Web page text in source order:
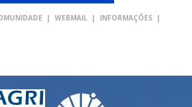
| WEBMAIL | INFORMAÇÕES |